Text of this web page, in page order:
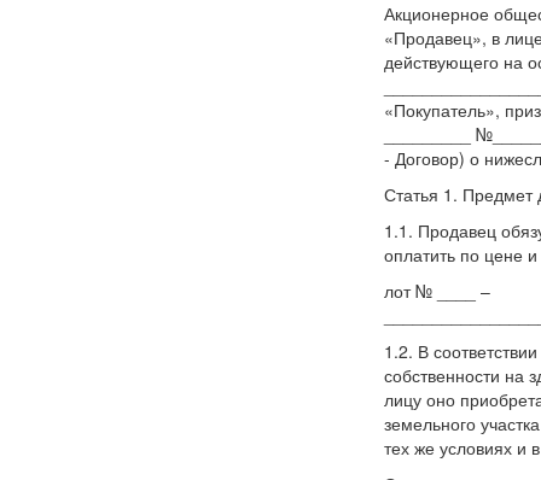
Акционерное
«Продавец», в
действующего на
«Покупатель»,
_________
- Договор) о
Статья 1. Предмет
1.1. Продавец
оплатить по цене
лот № ____ –
1.2. В
собственности на
лицу оно
земельного
тех же условиях и